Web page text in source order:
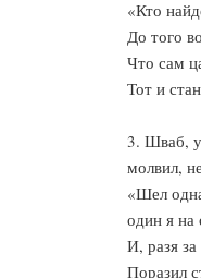
«Кто
До того
Что сам
Тот и
3. Шваб,
молвил,
«Шел
один я на
И, разя за
Поразил